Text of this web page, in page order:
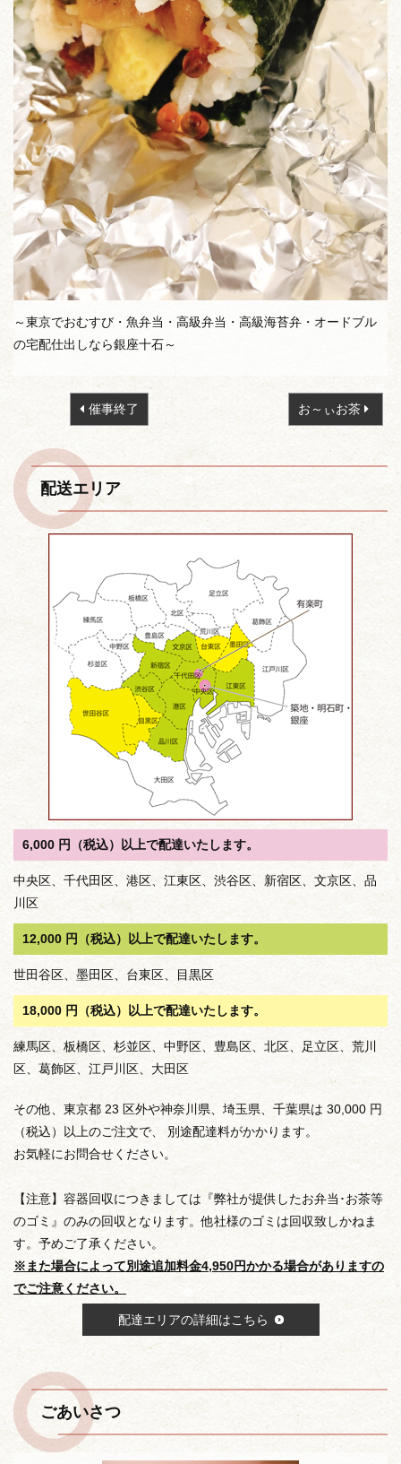
～東京でおむすび・魚弁当・高級弁当・高級海苔弁・オードブル
の宅配仕出しなら銀座十石～
ナ
ビ
ゲ
ー
催事終了 お～ぃお茶
配送エリア
6,000 円（税込）以上で配達いたします。
中央区、千代田区、港区、江東区、渋谷区、新宿区、文京区、品
川区
12,000 円（税込）以上で配達いたします。
世田谷区、墨田区、台東区、目黒区
18,000 円（税込）以上で配達いたします。
練馬区、板橋区、杉並区、中野区、豊島区、北区、足立区、荒川
区、葛飾区、江戸川区、大田区
その他、東京都 23 区外や神奈川県、埼玉県、千葉県は 30,000 円
（税込）以上のご注文で、 別途配達料がかかります。
お気軽にお問合せください。
【注意】容器回収につきましては『弊社が提供したお弁当･お茶等
のゴミ』のみの回収となります。他社様のゴミは回収致しかねま
す。予めご了承ください。
※また場合によって別途追加料金4,950円かかる場合がありますの
でご注意ください。
配達エリアの詳細はこちら
ごあいさつ